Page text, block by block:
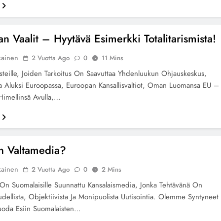
Vaalit – Hyytävä Esimerkki Totalitarismista!
2 Vuotta Ago 0 11 Mins
Joiden Tarkoitus On Saavuttaa Yhdenluukun Ohjauskeskus,
Aluksi Euroopassa, Euroopan Kansallisvaltiot, Oman Luomansa EU –
Avulla,…
Valtamedia?
2 Vuotta Ago 0 2 Mins
Suomalaisille Suunnattu Kansalaismedia, Jonka Tehtävänä On
Objektiivista Ja Monipuolista Uutisointia. Olemme Syntyneet
Esiin Suomalaisten…